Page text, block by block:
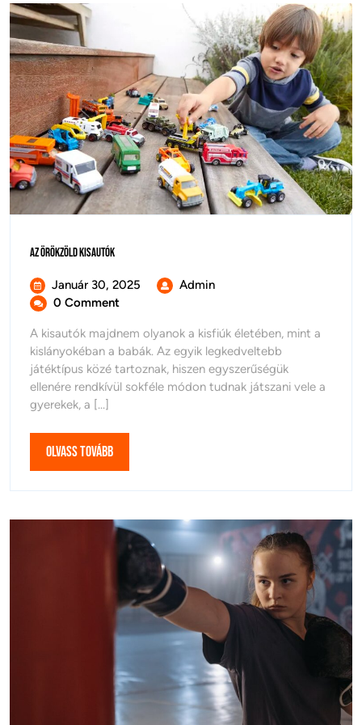
Az Örökzöld KisautókÖrökzöld
Január 30, 2025 Január AdminAz
0 Comment
A kisautók majdnem olyanok a kisfiúk életében, mint a
kislányokéban a babák. Az egyik legkedveltebb
játéktípus közé tartoznak, hiszen egyszerűségük
ellenére rendkívül sokféle módon tudnak játszani vele a
gyerekek, a [...]
Olvass TovábbOlvass
Tovább